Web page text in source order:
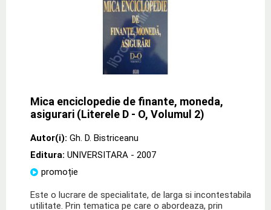
Mica enciclopedie de finante, moneda,
asigurari (Literele D - O, Volumul 2)
Autor(i): Gh. D. Bistriceanu
Editura: UNIVERSITARA - 2007
promoție
Este o lucrare de specialitate, de larga si incontestabila
utilitate. Prin tematica pe care o abordeaza, prin